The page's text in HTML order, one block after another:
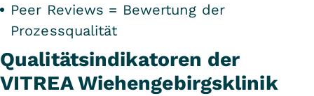
Peer Reviews = Bewertung der
Prozessqualität
Qualitätsindikatoren der
VITREA Wiehengebirgsklinik